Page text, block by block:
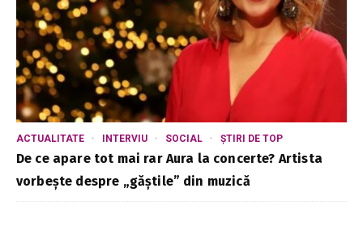
ACTUALITATE INTERVIU SOCIAL ȘTIRI DE TOP
De ce apare tot mai rar Aura la concerte? Artista
vorbește despre „găștile” din muzică